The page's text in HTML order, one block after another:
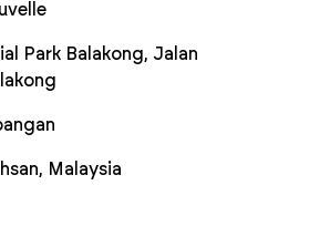
Park Balakong, Jalan
, Malaysia